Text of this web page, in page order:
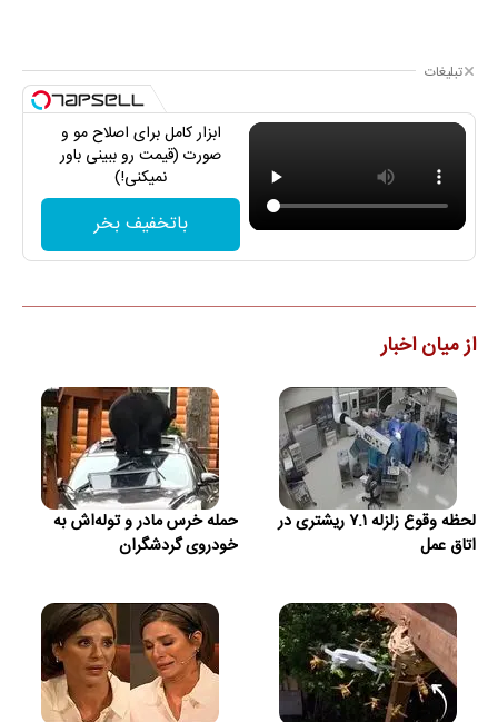
تبلیغات
ابزار کامل برای اصلاح مو و
صورت (قیمت رو ببینی باور
نمیکنی!)
باتخفیف بخر
از میان اخبار
لحظه وقوع زلزله ۷.۱ ریشتری در
اتاق عمل
حمله خرس مادر و توله‌اش به
خودروی گردشگران